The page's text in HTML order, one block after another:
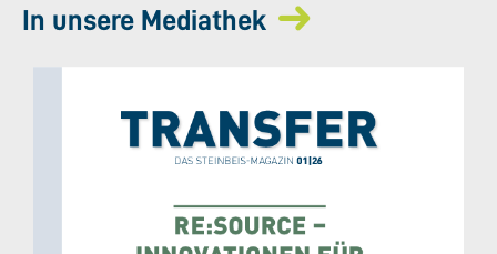
In unsere Mediathek